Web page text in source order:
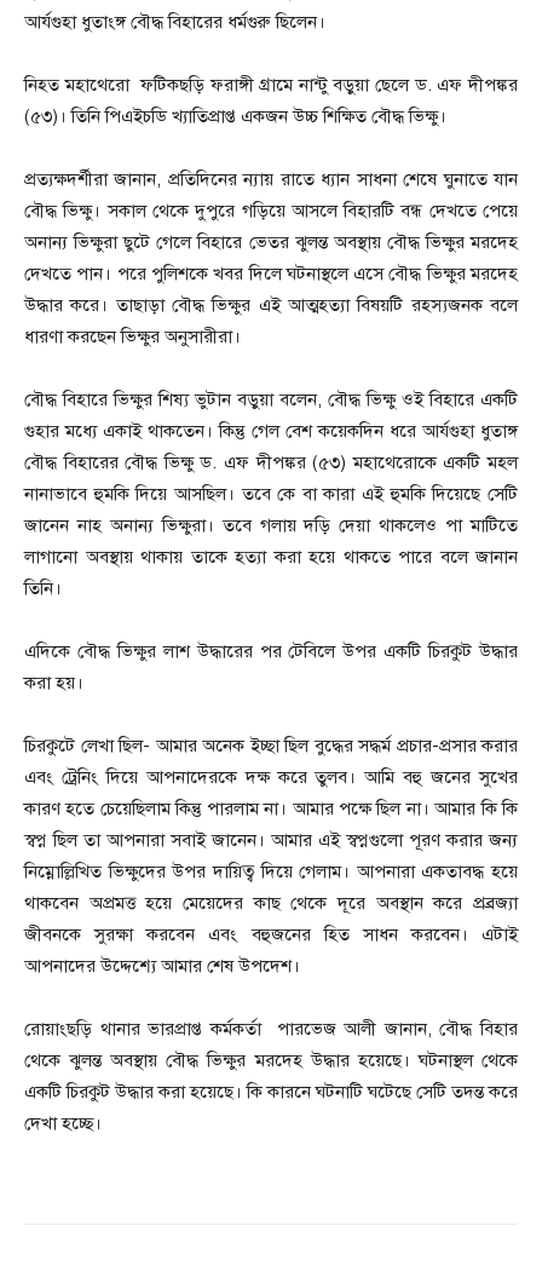
আর্যগুহা ধুতাংঙ্গ বৌদ্ধ বিহারের ধর্মগুরু ছিলেন।
নিহত মহাথেরো ফটিকছড়ি ফরাঙ্গী গ্রামে নান্টু বড়ুয়া ছেলে ড. এফ দীপঙ্কর
(৫৩)। তিনি পিএইচডি খ্যাতিপ্রাপ্ত একজন উচ্চ শিক্ষিত বৌদ্ধ ভিক্ষু।
প্রত্যক্ষদর্শীরা জানান, প্রতিদিনের ন্যায় রাতে ধ্যান সাধনা শেষে ঘুনাতে যান
বৌদ্ধ ভিক্ষু। সকাল থেকে দুপুরে গড়িয়ে আসলে বিহারটি বন্ধ দেখতে পেয়ে
অনান্য ভিক্ষুরা ছুটে গেলে বিহারে ভেতর ঝুলন্ত অবস্থায় বৌদ্ধ ভিক্ষুর মরদেহ
দেখতে পান। পরে পুলিশকে খবর দিলে ঘটনাস্থলে এসে বৌদ্ধ ভিক্ষুর মরদেহ
উদ্ধার করে। তাছাড়া বৌদ্ধ ভিক্ষুর এই আত্মহত্যা বিষয়টি রহস্যজনক বলে
ধারণা করছেন ভিক্ষুর অনুসারীরা।
বৌদ্ধ বিহারে ভিক্ষুর শিষ্য ভুটান বড়ুয়া বলেন, বৌদ্ধ ভিক্ষু ওই বিহারে একটি
গুহার মধ্যে একাই থাকতেন। কিন্তু গেল বেশ কয়েকদিন ধরে আর্যগুহা ধুতাঙ্গ
বৌদ্ধ বিহারের বৌদ্ধ ভিক্ষু ড. এফ দীপঙ্কর (৫৩) মহাথেরোকে একটি মহল
নানাভাবে হুমকি দিয়ে আসছিল। তবে কে বা কারা এই হুমকি দিয়েছে সেটি
জানেন নাহ অনান্য ভিক্ষুরা। তবে গলায় দড়ি দেয়া থাকলেও পা মাটিতে
লাগানো অবস্থায় থাকায় তাকে হত্যা করা হয়ে থাকতে পারে বলে জানান
তিনি।
এদিকে বৌদ্ধ ভিক্ষুর লাশ উদ্ধারের পর টেবিলে উপর একটি চিরকুট উদ্ধার
করা হয়।
চিরকুটে লেখা ছিল- আমার অনেক ইচ্ছা ছিল বুদ্ধের সদ্ধর্ম প্রচার-প্রসার করার
এবং ট্রেনিং দিয়ে আপনাদেরকে দক্ষ করে তুলব। আমি বহু জনের সুখের
কারণ হতে চেয়েছিলাম কিন্তু পারলাম না। আমার পক্ষে ছিল না। আমার কি কি
স্বপ্ন ছিল তা আপনারা সবাই জানেন। আমার এই স্বপ্নগুলো পূরণ করার জন্য
নিম্নোল্লিখিত ভিক্ষুদের উপর দায়িত্ব দিয়ে গেলাম। আপনারা একতাবদ্ধ হয়ে
থাকবেন অপ্রমত্ত হয়ে মেয়েদের কাছ থেকে দূরে অবস্থান করে প্রব্রজ্যা
জীবনকে সুরক্ষা করবেন এবং বহুজনের হিত সাধন করবেন। এটাই
আপনাদের উদ্দেশ্যে আমার শেষ উপদেশ।
রোয়াংছড়ি থানার ভারপ্রাপ্ত কর্মকর্তা পারভেজ আলী জানান, বৌদ্ধ বিহার
থেকে ঝুলন্ত অবস্থায় বৌদ্ধ ভিক্ষুর মরদেহ উদ্ধার হয়েছে। ঘটনাস্থল থেকে
একটি চিরকুট উদ্ধার করা হয়েছে। কি কারনে ঘটনাটি ঘটেছে সেটি তদন্ত করে
দেখা হচ্ছে।